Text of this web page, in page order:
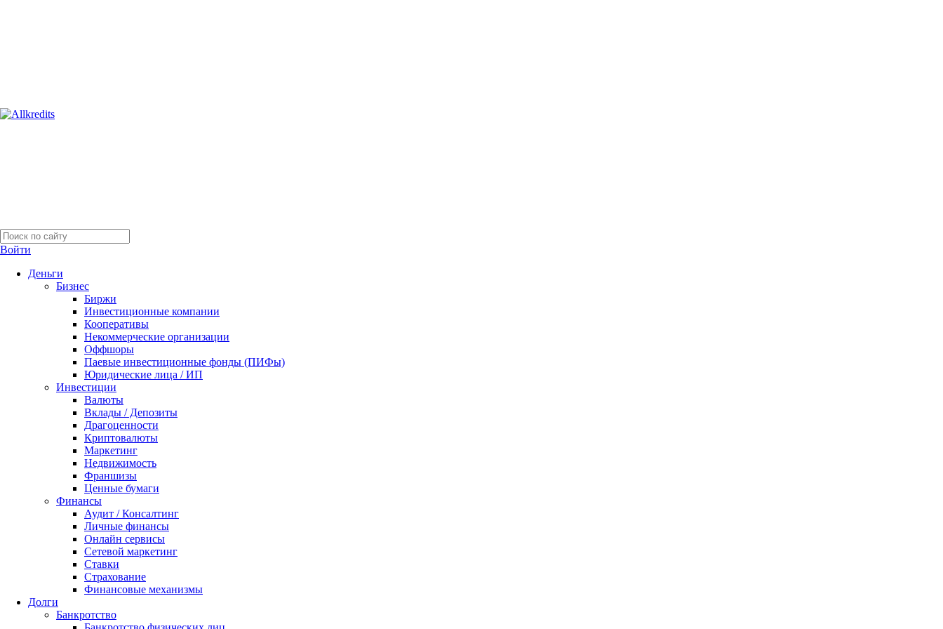
Войти
Деньги
Бизнес
Биржи
Инвестиционные компании
Кооперативы
Некоммерческие организации
Оффшоры
Паевые инвестиционные фонды (ПИФы)
Юридические лица / ИП
Инвестиции
Валюты
Вклады / Депозиты
Драгоценности
Криптовалюты
Маркетинг
Недвижимость
Франшизы
Ценные бумаги
Финансы
Аудит / Консалтинг
Личные финансы
Онлайн сервисы
Сетевой маркетинг
Ставки
Страхование
Финансовые механизмы
Долги
Банкротство